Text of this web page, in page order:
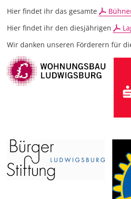
Hier findet ihr das gesamte
Hier findet ihr den diesjährigen
Wir danken unseren Förderern für